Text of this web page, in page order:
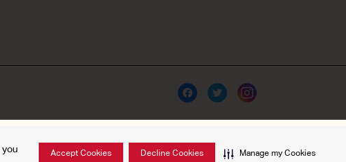
you
Accept Cookies Decline Cookies Manage my Cookies